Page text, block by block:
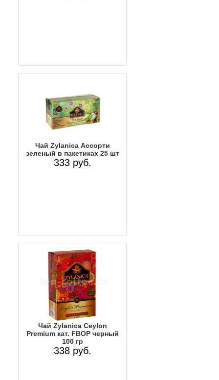
Чай Zylanica Ассорти
зеленый в пакетиках 25 шт
333 руб.
Чай Zylanica Ceylon
Premium кат. FBOP черный
100 гр
338 руб.